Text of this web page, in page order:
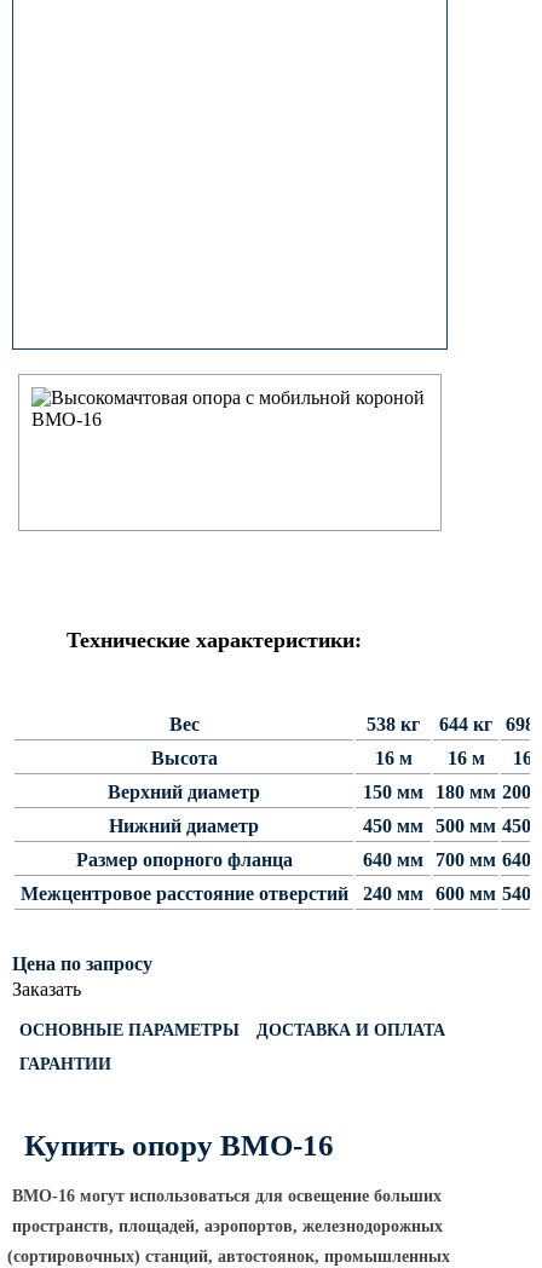
прямостоечные круглоконические
НФ Трубчатая опора освещения
ОКС Опоры освещения круглые
силовые
МСО ФГ Силовые граненые
фланцевые опоры освещения
СФ Опоры освещения силовые
фланцевые
СП Опора освещения силовая
СФГ Силовые фланцевые
ОККС Силовые круглые
конические опоры освещения
ОСФГ Светофорные граненые
ОГСГ Опоры граненые
светофорные г-образные
Технические характеристики:
Вес 538 кг 644 кг
698
Высота
16 м 16 м
16
Верхний диаметр
150 мм 180 мм 200
Нижний диаметр
450 мм 500 мм 450
Размер опорного фланца
640 мм 700 мм 640
Межцентровое расстояние отверстий
240 мм 600 мм 540
Цена по запросу
Заказать
ОСНОВНЫЕ ПАРАМЕТРЫ
ДОСТАВКА И ОПЛАТА
ГАРАНТИИ
Купить опору ВМО-16
ВМО-16 могут использоваться для освещение больших
пространств, площадей, аэропортов, железнодорожных
(сортировочных) станций, автостоянок, промышленных